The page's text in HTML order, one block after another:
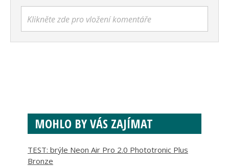
Klikněte zde pro vložení komentáře
MOHLO BY VÁS ZAJÍMAT
TEST: brýle Neon Air Pro 2.0 Phototronic Plus
Bronze